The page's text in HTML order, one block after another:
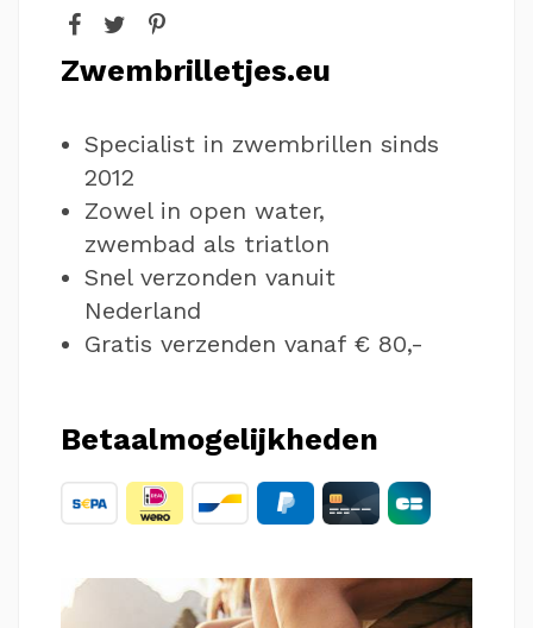
Zwembrilletjes.eu
Specialist in zwembrillen sinds
2012
Zowel in open water,
zwembad als triatlon
Snel verzonden vanuit
Nederland
Gratis verzenden vanaf € 80,-
Betaalmogelijkheden